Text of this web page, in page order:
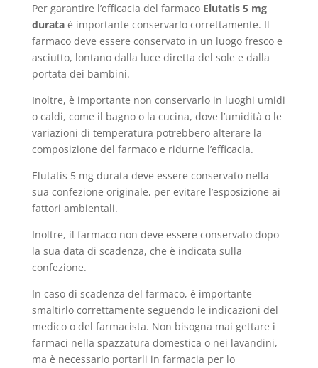
Per garantire l’efficacia del farmaco Elutatis 5 mg
durataè importante conservarlo correttamente. Il
farmaco deve essere conservato in un luogo fresco e
asciutto, lontano dalla luce diretta del sole e dalla
portata dei bambini.
Inoltre, è importante non conservarlo in luoghi umidi
o caldi, come il bagno o la cucina, dove l’umidità o le
variazioni di temperatura potrebbero alterare la
composizione del farmaco e ridurne l’efficacia.
Elutatis 5 mg durata deve essere conservato nella
sua confezione originale, per evitare l’esposizione ai
fattori ambientali.
Inoltre, il farmaco non deve essere conservato dopo
la sua data di scadenza, che è indicata sulla
confezione.
In caso di scadenza del farmaco, è importante
smaltirlo correttamente seguendo le indicazioni del
medico o del farmacista. Non bisogna mai gettare i
farmaci nella spazzatura domestica o nei lavandini,
ma è necessario portarli in farmacia per lo